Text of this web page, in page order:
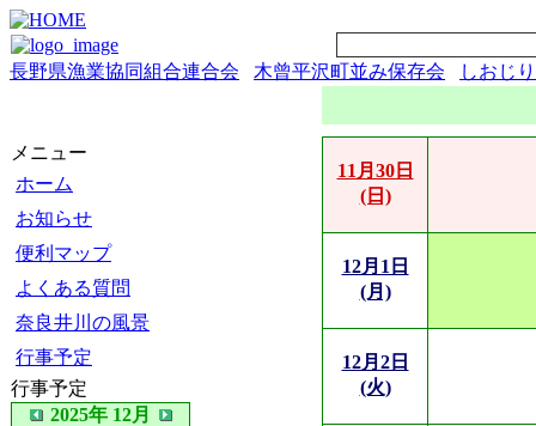
長野県漁業協同組合連合会 木曾平沢町並み保存会 しおじ
メニュー
ホーム
お知らせ
便利マップ
よくある質問
奈良井川の風景
行事予定
行事予定
2025年 12月
11月30日
(日)
12月1日
(月)
12月2日
(火)